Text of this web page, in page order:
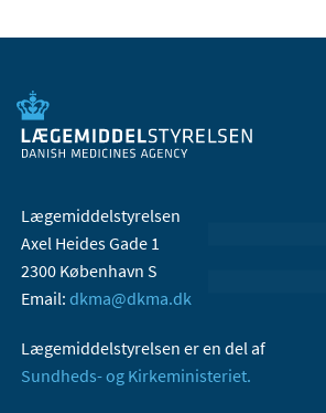
Lægemiddelstyrelsen
Axel Heides Gade 1
2300 København S
Email: dkma@dkma.dk
Lægemiddelstyrelsen er en del af
Sundheds- og Kirkeministeriet.